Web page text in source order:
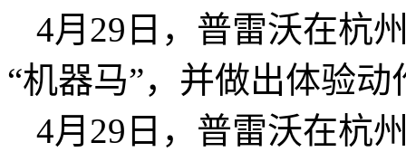
4月29日，普雷沃在杭
“机器马”，并做出体验动
4月29日，普雷沃在杭